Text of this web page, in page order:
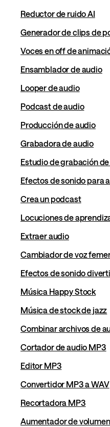
Reductor de ruido AI
Generador de clips de
Voces en off de
Ensamblador de audio
Looper de audio
Podcast de audio
Producción de audio
Grabadora de audio
Estudio de grabación
Efectos de sonido para
Crea un podcast
Locuciones de
Extraer audio
Cambiador de voz
Efectos de sonido
Música Happy Stock
Música de stock de jazz
Combinar archivos de
Cortador de audio MP3
Editor MP3
Convertidor MP3 a WAV
Recortadora MP3
Aumentador de